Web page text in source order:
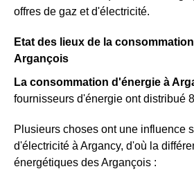
offres de gaz et d'électricité.
Etat des lieux de la
Argançois
La consommation d'énergie à
fournisseurs d'énergie ont distribué
Plusieurs choses ont une influence
d'électricité à Argancy, d'où la
énergétiques des Argançois :